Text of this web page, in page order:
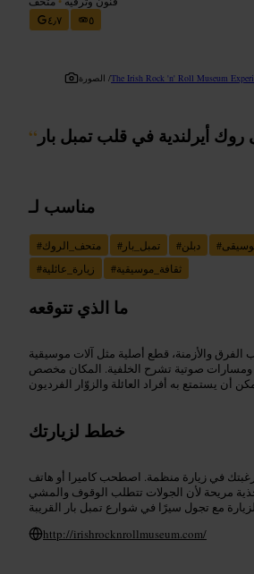
٤٫٧
٥
الصورة /The Irish Rock 'n' Roll Museum
“ أيرلندية في قلب تمبل بار
مناسب لـ
#متحف_الروك # تمبل_بار #دبلن #
#زيارة_عائلية #ثقافة_موسيقية
ما الذي تتوقعه
والأزمنة، قطع أصلية مثل آلات موسيقية
ومسارات صوتية تشرح الخلفية. المكان مخصص
خطط لزيارتك
في زيارة منظمة. اصطحب كاميرا أو هاتف
مريحة لأن الجولات تتطلب الوقوف والمشي
http://irishrocknrollmuseum.com/